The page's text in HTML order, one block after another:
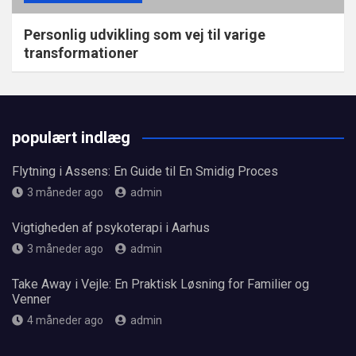
Personlig udvikling som vej til varige
transformationer
populært indlæg
Flytning i Assens: En Guide til En Smidig Proces
3 måneder ago admin
Vigtigheden af psykoterapi i Aarhus
3 måneder ago admin
Take Away i Vejle: En Praktisk Løsning for Familier og
Venner
4 måneder ago admin